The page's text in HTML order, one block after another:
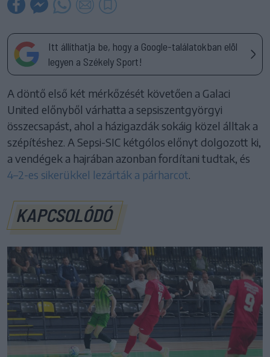
Itt állíthatja be, hogy a Google-találatokban elöl
legyen a Székely Sport!
A döntő első két mérkőzését követően a Galaci
United előnyből várhatta a sepsiszentgyörgyi
összecsapást, ahol a házigazdák sokáig közel álltak a
szépítéshez. A Sepsi-SIC kétgólos előnyt dolgozott ki,
a vendégek a hajrában azonban fordítani tudtak, és
4–2-es sikerükkel lezárták a párharcot.
KAPCSOLÓDÓ